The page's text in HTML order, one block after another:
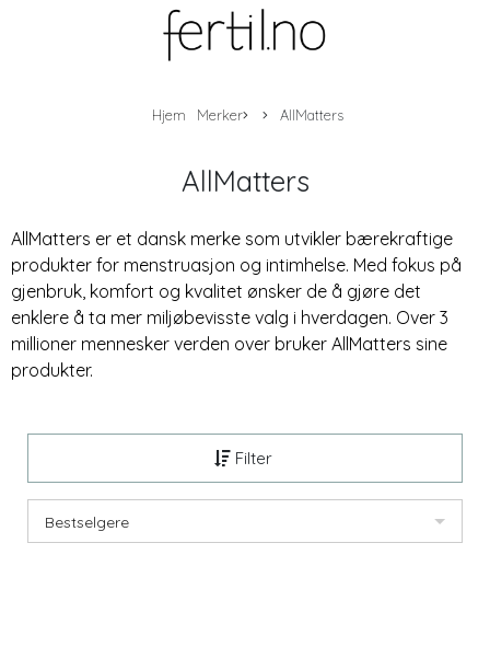
Hjem Merker AllMatters
AllMatters
AllMatters er et dansk merke som utvikler bærekraftige
produkter for menstruasjon og intimhelse. Med fokus på
gjenbruk, komfort og kvalitet ønsker de å gjøre det
enklere å ta mer miljøbevisste valg i hverdagen. Over 3
millioner mennesker verden over bruker AllMatters sine
produkter.
Filter
Bestselgere